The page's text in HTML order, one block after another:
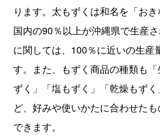
ります。太もずくは和名を「おき
国内の90％以上が沖縄県で生産
に関しては、100％に近いの生産
す。また、もずく商品の種類も
ずく」「塩もずく」「乾燥もずく
ど、好みや使いかたに合わせた
できます。